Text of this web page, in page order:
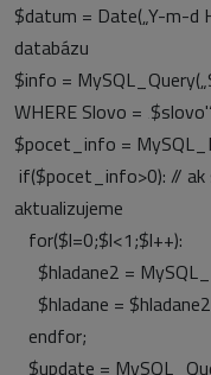
$datum = Date(„Y-m-d
databázu
$info =
WHERE Slovo =
$pocet_info =
if($pocet_info>0): // ak
aktualizujeme
for($l=0;$l<1;$l++):
$hladane2 =
$hladane =
endfor;
$update =